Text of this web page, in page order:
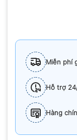
Miễn phí
Hỗ trợ
Hàng